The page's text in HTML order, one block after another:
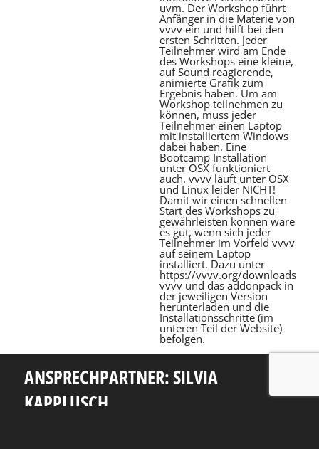
uvm. Der Workshop führt
Anfänger in die Materie von
vvvv ein und hilft bei den
ersten Schritten. Jeder
Teilnehmer wird am Ende
des Workshops eine kleine,
auf Sound reagierende,
animierte Grafik zum
Ergebnis haben. Um am
Workshop teilnehmen zu
können, muss jeder
Teilnehmer einen Laptop
mit installiertem Windows
dabei haben. Eine
Bootcamp Installation
unter OSX funktioniert
auch. vvvv läuft unter OSX
und Linux leider NICHT!
Damit wir einen schnellen
Start des Workshops zu
gewährleisten können wäre
es gut, wenn sich jeder
Teilnehmer im Vorfeld vvvv
auf seinem Laptop
installiert. Dazu unter
https://vvvv.org/downloads
vvvv und das addonpack in
der jeweiligen Version
herunterladen und die
Installationsschritte (im
unteren Teil der Website)
befolgen.
ANSPRECHPARTNER: SILVIA
KAPPLUSCH